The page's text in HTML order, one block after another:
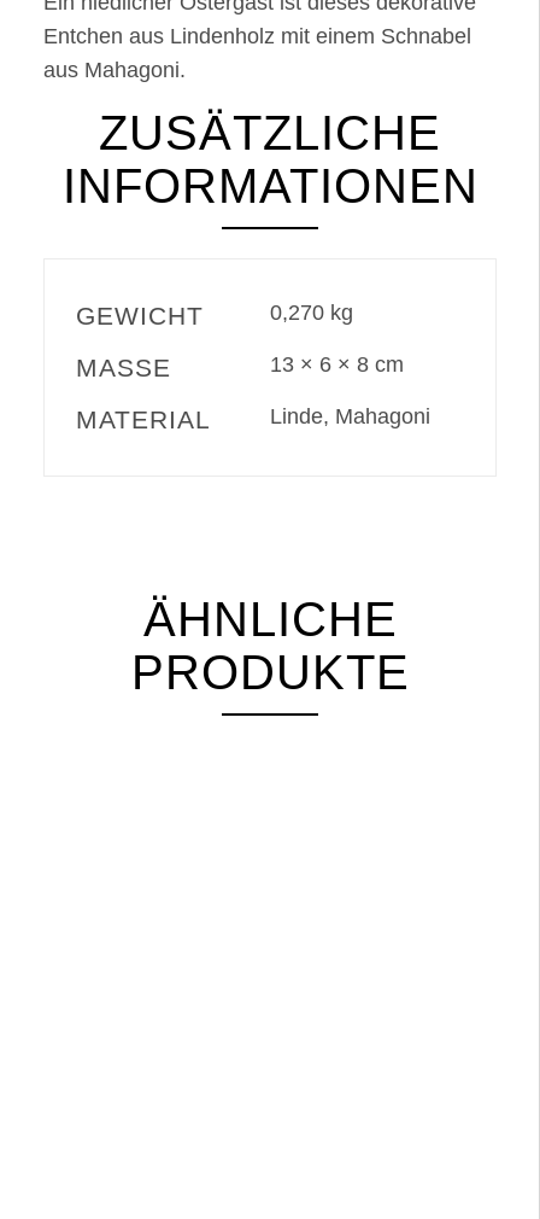
Entchen aus Lindenholz mit einem Schnabel
aus Mahagoni.
ZUSÄTZLICHE
INFORMATIONEN
GEWICHT 0,270 kg
MASSE 13 × 6 × 8 cm
MATERIAL Linde, Mahagoni
ÄHNLICHE
PRODUKTE